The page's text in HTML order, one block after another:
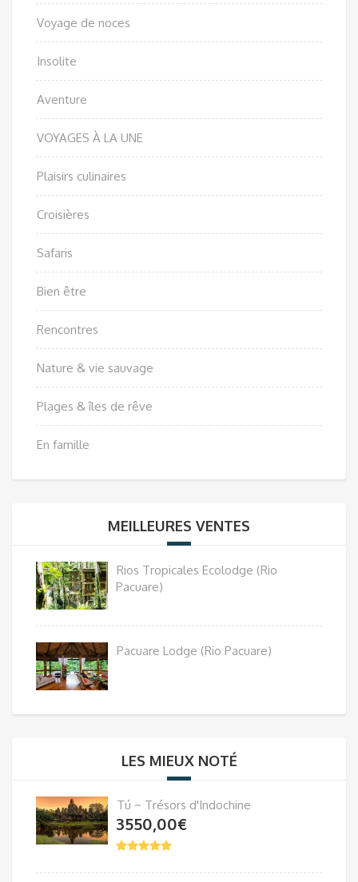
Voyage de noces
Insolite
Aventure
VOYAGES À LA UNE
Plaisirs culinaires
Croisières
Safaris
Bien être
Rencontres
Nature & vie sauvage
Plages & îles de rêve
En famille
MEILLEURES VENTES
Rios Tropicales Ecolodge (Rio
Pacuare)
Pacuare Lodge (Rio Pacuare)
LES MIEUX NOTÉ
Tú ~ Trésors d'Indochine
3550,00€